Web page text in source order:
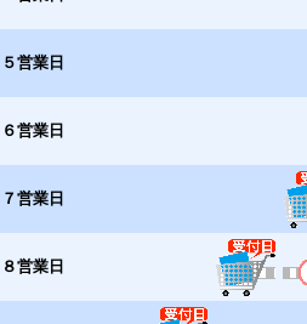
５営業日
６営業日
７営業日
８営業日